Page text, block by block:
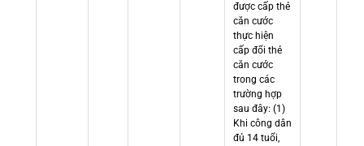
được cấp thẻ
căn cước
thực hiện
cấp đổi thẻ
căn cước
trong các
trường hợp
sau đây: (1)
Khi công dân
đủ 14 tuổi,